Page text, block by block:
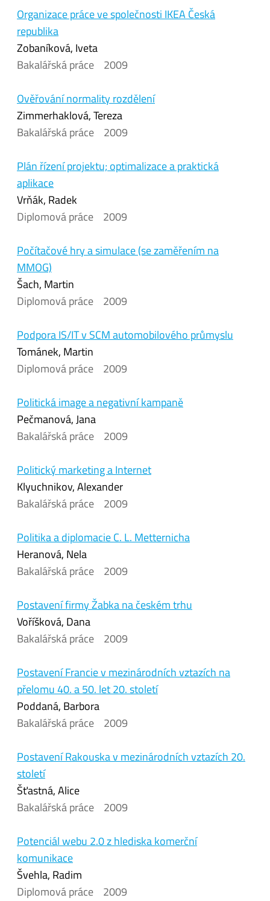
Organizace práce ve společnosti IKEA Česká
republika
Zobaníková, Iveta
Bakalářská práce
2009
Ověřování normality rozdělení
Zimmerhaklová, Tereza
Bakalářská práce
2009
Plán řízení projektu; optimalizace a praktická
aplikace
Vrňák, Radek
Diplomová práce
2009
Počítačové hry a simulace (se zaměřením na
MMOG)
Šach, Martin
Diplomová práce
2009
Podpora IS/IT v SCM automobilového průmyslu
Tománek, Martin
Diplomová práce
2009
Politická image a negativní kampaně
Pečmanová, Jana
Bakalářská práce
2009
Politický marketing a Internet
Klyuchnikov, Alexander
Bakalářská práce
2009
Politika a diplomacie C. L. Metternicha
Heranová, Nela
Bakalářská práce
2009
Postavení firmy Žabka na českém trhu
Voříšková, Dana
Bakalářská práce
2009
Postavení Francie v mezinárodních vztazích na
přelomu 40. a 50. let 20. století
Poddaná, Barbora
Bakalářská práce
2009
Postavení Rakouska v mezinárodních vztazích 20.
století
Šťastná, Alice
Bakalářská práce
2009
Potenciál webu 2.0 z hlediska komerční
komunikace
Švehla, Radim
Diplomová práce
2009